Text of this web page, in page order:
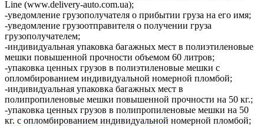
Line (www.delivery-auto.com.ua);
-уведомление грузополучателя о прибытии груза на его имя;
-уведомление грузоотправителя о получении груза
грузополучателем;
-индивидуальная упаковка багажных мест в полиэтиленовые
мешки повышенной прочности объемом 60 литров;
-упаковка ценных грузов в полиэтиленовые мешки с
опломбированием индивидуальной номерной пломбой;
-индивидуальная упаковка багажных мест в
полипропиленовые мешки повышенной прочности на 50 кг.;
-упаковка ценных грузов в полипропиленовые мешки на 50
кг. с опломбированием индивидуальной номерной пломбой;